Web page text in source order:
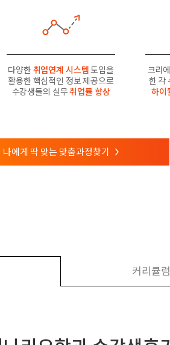
다양한 취업연계 시스템도입을
활용한 핵심적인 정보 제공으로
수강생들의 실무취업률 향상
크리
한 각
하이
나에게 딱 맞는 맞춤과정찾기 >
커리큘럼